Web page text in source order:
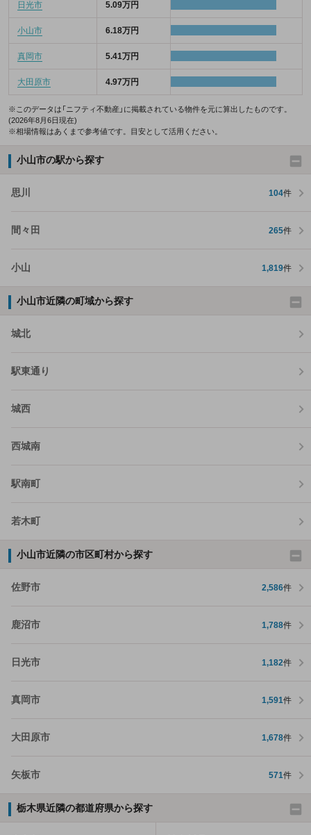
日光市 5.09万円
小山市 6.18万円
真岡市 5.41万円
大田原市 4.97万円
※このデータは「ニフティ不動産」に掲載されている物件を元に算出したものです。
(2026年8月6日現在)
※相場情報はあくまで参考値です。目安として活用ください。
小山市の駅から探す
思川 104件
間々田 265件
小山 1,819件
小山市近隣の町域から探す
城北
駅東通り
城西
西城南
駅南町
若木町
小山市近隣の市区町村から探す
佐野市 2,586件
鹿沼市 1,788件
日光市 1,182件
真岡市 1,591件
大田原市 1,678件
矢板市 571件
栃木県近隣の都道府県から探す